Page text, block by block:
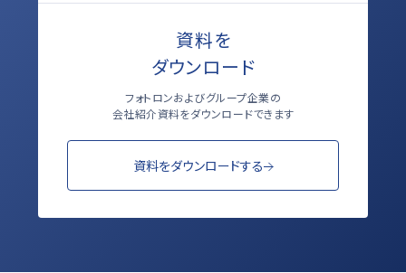
資料を
ダウンロード
フォトロンおよびグループ企業の
会社紹介資料をダウンロードできます
資料をダウンロードする